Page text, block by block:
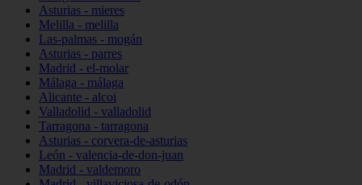
Asturias - mieres
Melilla - melilla
Las-palmas - mogán
Asturias - parres
Madrid - el-molar
Málaga - málaga
Alicante - alcoi
Valladolid - valladolid
Tarragona - tarragona
Asturias - corvera-de-asturias
León - valencia-de-don-juan
Madrid - valdemoro